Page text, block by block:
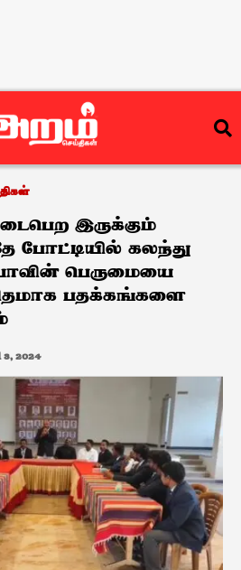
இருக்கும்
போட்டியில் கலந்து
பெருமையை
பதக்கங்களை
2024